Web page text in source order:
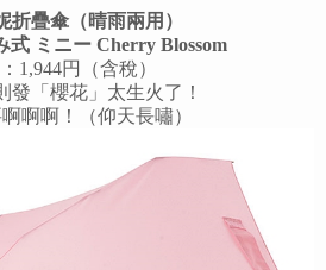
折疊傘（晴雨兩用）
式 ミニー Cherry Blossom
1,944円（含稅）
發「櫻花」太生火了！
啊啊！（仰天長嘯）